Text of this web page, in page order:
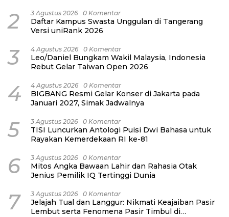
2 3 Agustus 2026 0 Komentar
Daftar Kampus Swasta Unggulan di Tangerang
Versi uniRank 2026
3 4 Agustus 2026 0 Komentar
Leo/Daniel Bungkam Wakil Malaysia, Indonesia
Rebut Gelar Taiwan Open 2026
4 4 Agustus 2026 0 Komentar
BIGBANG Resmi Gelar Konser di Jakarta pada
Januari 2027, Simak Jadwalnya
5 3 Agustus 2026 0 Komentar
TISI Luncurkan Antologi Puisi Dwi Bahasa untuk
Rayakan Kemerdekaan RI ke-81
6 3 Agustus 2026 0 Komentar
Mitos Angka Bawaan Lahir dan Rahasia Otak
Jenius Pemilik IQ Tertinggi Dunia
7 3 Agustus 2026 0 Komentar
Jelajah Tual dan Langgur: Nikmati Keajaiban Pasir
Lembut serta Fenomena Pasir Timbul di